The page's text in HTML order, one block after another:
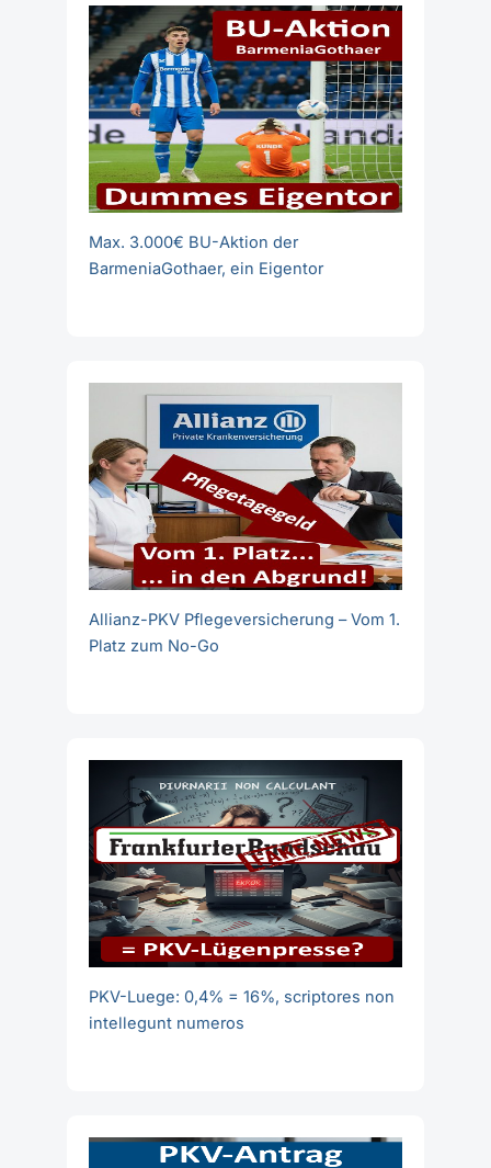
Max. 3.000€ BU-Aktion der
BarmeniaGothaer, ein Eigentor
Allianz-PKV Pflegeversicherung – Vom 1.
Platz zum No-Go
PKV-Luege: 0,4% = 16%, scriptores non
intellegunt numeros